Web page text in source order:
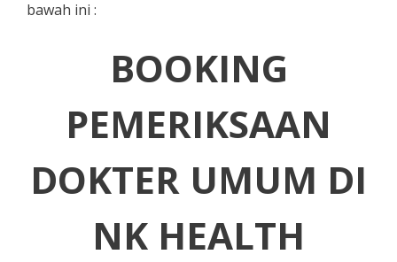
bawah ini :
BOOKING
PEMERIKSAAN
DOKTER UMUM DI
NK HEALTH